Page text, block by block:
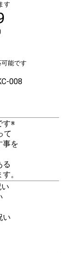
す
能です
008
す※
て
事を
る
。
い